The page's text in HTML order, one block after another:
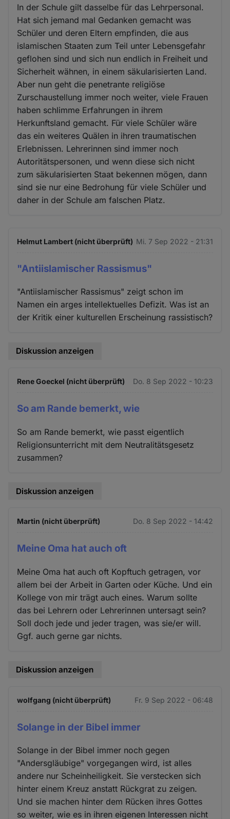
In der Schule gilt dasselbe für das Lehrpersonal.
Hat sich jemand mal Gedanken gemacht was
Schüler und deren Eltern empfinden, die aus
islamischen Staaten zum Teil unter Lebensgefahr
geflohen sind und sich nun endlich in Freiheit und
Sicherheit wähnen, in einem säkularisierten Land.
Aber nun geht die penetrante religiöse
Zurschaustellung immer noch weiter, viele Frauen
haben schlimme Erfahrungen in ihrem
Herkunftsland gemacht. Für viele Schüler wäre
das ein weiteres Quälen in ihren traumatischen
Erlebnissen. Lehrerinnen sind immer noch
Autoritätspersonen, und wenn diese sich nicht
zum säkularisierten Staat bekennen mögen, dann
sind sie nur eine Bedrohung für viele Schüler und
daher in der Schule am falschen Platz.
Helmut Lambert (nicht überprüft) Mi. 7 Sep 2022 - 21:31
"Antiislamischer Rassismus"
"Antiislamischer Rassismus" zeigt schon im
Namen ein arges intellektuelles Defizit. Was ist an
der Kritik einer kulturellen Erscheinung rassistisch?
Diskussion anzeigen
Rene Goeckel (nicht überprüft) Do. 8 Sep 2022 - 10:23
So am Rande bemerkt, wie
So am Rande bemerkt, wie passt eigentlich
Religionsunterricht mit dem Neutralitätsgesetz
zusammen?
Diskussion anzeigen
Martin (nicht überprüft) Do. 8 Sep 2022 - 14:42
Meine Oma hat auch oft
Meine Oma hat auch oft Kopftuch getragen, vor
allem bei der Arbeit in Garten oder Küche. Und ein
Kollege von mir trägt auch eines. Warum sollte
das bei Lehrern oder Lehrerinnen untersagt sein?
Soll doch jede und jeder tragen, was sie/er will.
Ggf. auch gerne gar nichts.
Diskussion anzeigen
wolfgang (nicht überprüft) Fr. 9 Sep 2022 - 06:48
Solange in der Bibel immer
Solange in der Bibel immer noch gegen
"Andersgläubige" vorgegangen wird, ist alles
andere nur Scheinheiligkeit. Sie verstecken sich
hinter einem Kreuz anstatt Rückgrat zu zeigen.
Und sie machen hinter dem Rücken ihres Gottes
so weiter, wie es in ihren eigenen Interessen nicht